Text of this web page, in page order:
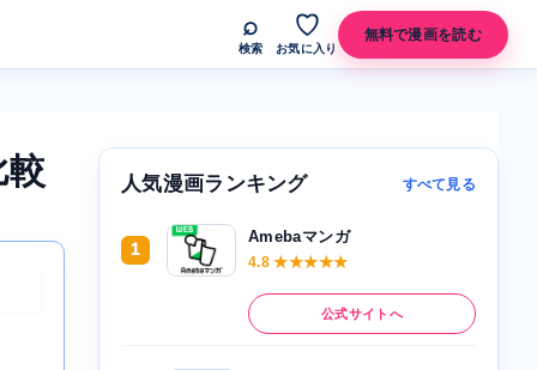
⌕
検索
♡
お気に入り
無料で漫画を読む
較 人気漫画ランキング すべて見る
1
Amebaマンガ
4.8 ★★★★★
公式サイトへ